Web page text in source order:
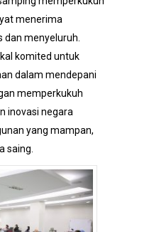
menerima
menyeluruh.
komited untuk
dalam mendepani
memperkukuh
inovasi negara
yang mampan,
saing.